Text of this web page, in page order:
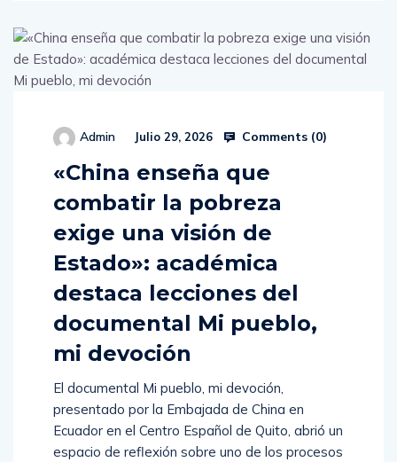
Admin Julio 29, 2026 Comments (0)
«China enseña que
combatir la pobreza
exige una visión de
Estado»: académica
destaca lecciones del
documental Mi pueblo,
mi devoción
El documental Mi pueblo, mi devoción,
presentado por la Embajada de China en
Ecuador en el Centro Español de Quito, abrió un
espacio de reflexión sobre uno de los procesos